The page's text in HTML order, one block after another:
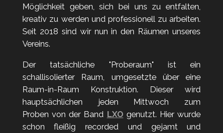
Möglichkeit geben, sich bei uns zu entfalten,
kreativ zu werden und professionell zu arbeiten.
Seit 2018 sind wir nun in den Räumen unseres
Vereins.
Der tatsächliche "Proberaum" ist ein
schallisolierter Raum, umgesetzte über eine
Raum-in-Raum Konstruktion. Dieser wird
hauptsächlichen jeden Mittwoch zum
Proben von der Band LXO genutzt. Hier wurde
schon fleißig recorded und gejamt und